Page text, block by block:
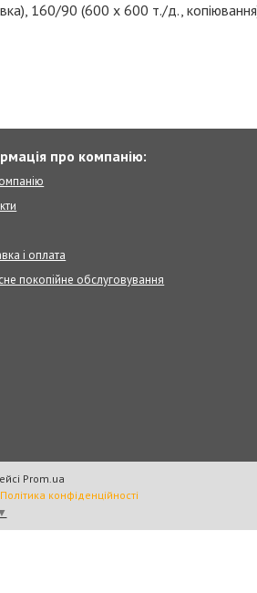
160/90 (600 x 600 т./д.,
про компанію:
і оплата
покопійне обслуговування
Prom.ua
Політика конфіденційності